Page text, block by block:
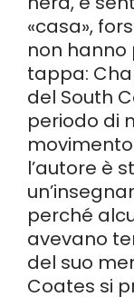
«casa»,
non hanno
tappa:
del South
periodo di
l’autore è
perché
avevano
del suo
Coates si